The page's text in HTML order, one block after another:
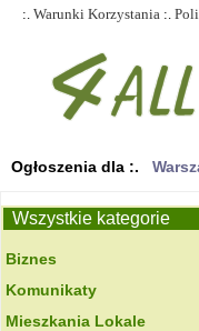
:. Warunki Korzystania :.
Ogłoszenia dla :.
Wszystkie kategorie
Biznes
Komunikaty
Mieszkania Lokale